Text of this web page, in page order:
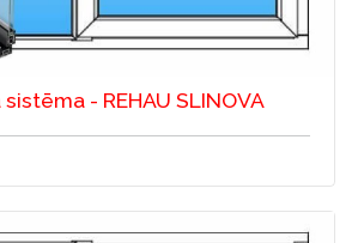
- REHAU SLINOVA